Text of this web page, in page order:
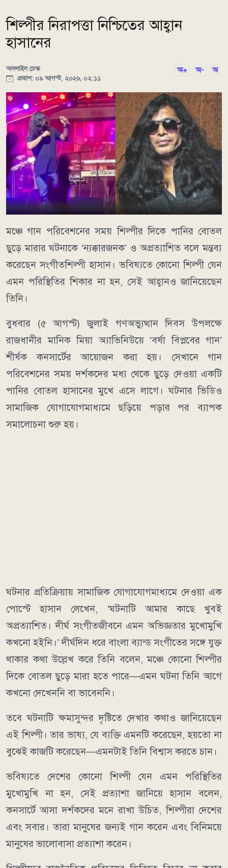
শিল্পীর নিরাপত্তা নিশ্চিতের আহ্বান
হাসানের
অনলাইন ডেস্ক
প্রকাশ: ০৯ আগস্ট, ২০২৬, ০২:১১
অ+ অ- অ
মঞ্চে গান পরিবেশনের সময় শিল্পীর দিকে পানির বোতল
ছুড়ে মারার ঘটনাকে ‘ন্যক্কারজনক’ ও অপ্রত্যাশিত বলে মন্তব্য
করেছেন সংগীতশিল্পী হাসান। ভবিষ্যতে কোনো শিল্পী যেন
এমন পরিস্থিতির শিকার না হন, সেই আহ্বানও জানিয়েছেন
তিনি।
বুধবার (৫ আগস্ট) জুলাই গণঅভ্যুত্থান দিবস উপলক্ষে
রাজধানীর মানিক মিয়া অ্যাভিনিউয়ে ‘বর্ষা বিপ্লবের গান’
শীর্ষক কনসার্টের আয়োজন করা হয়। সেখানে গান
পরিবেশনের সময় দর্শকদের মধ্য থেকে ছুড়ে দেওয়া একটি
পানির বোতল হাসানের মুখে এসে লাগে। ঘটনার ভিডিও
সামাজিক যোগাযোগমাধ্যমে ছড়িয়ে পড়ার পর ব্যাপক
সমালোচনা শুরু হয়।
ঘটনার প্রতিক্রিয়ায় সামাজিক যোগাযোগমাধ্যমে দেওয়া এক
পোস্টে হাসান লেখেন, ‘ঘটনাটি আমার কাছে খুবই
অপ্রত্যাশিত। দীর্ঘ সংগীতজীবনে এমন অভিজ্ঞতার মুখোমুখি
কখনো হইনি।’ দীর্ঘদিন ধরে বাংলা ব্যান্ড সংগীতের সঙ্গে যুক্ত
থাকার কথা উল্লেখ করে তিনি বলেন, মঞ্চে কোনো শিল্পীর
দিকে বোতল ছুড়ে মারা হতে পারে—এমন ঘটনা তিনি আগে
কখনো দেখেননি বা ভাবেননি।
তবে ঘটনাটি ক্ষমাসুন্দর দৃষ্টিতে দেখার কথাও জানিয়েছেন
এই শিল্পী। তার ভাষ্য, যে ব্যক্তি এমনটি করেছেন, হয়তো না
বুঝেই কাজটি করেছেন—এমনটাই তিনি বিশ্বাস করতে চান।
ভবিষ্যতে দেশের কোনো শিল্পী যেন এমন পরিস্থিতির
মুখোমুখি না হন, সেই প্রত্যাশা জানিয়ে হাসান বলেন,
কনসার্টে আসা দর্শকদের মনে রাখা উচিত, শিল্পীরা দেশের
এবং সবার। তারা মানুষের জন্যই গান করেন এবং বিনিময়ে
মানুষের ভালোবাসা প্রত্যাশা করেন।